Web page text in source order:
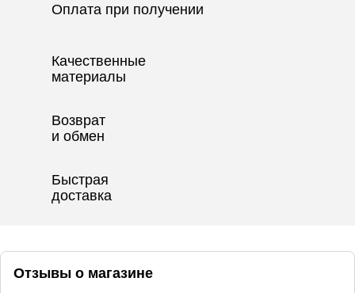
Оплата при получении
Качественные
материалы
Возврат
и обмен
Быстрая
доставка
Отзывы о магазине